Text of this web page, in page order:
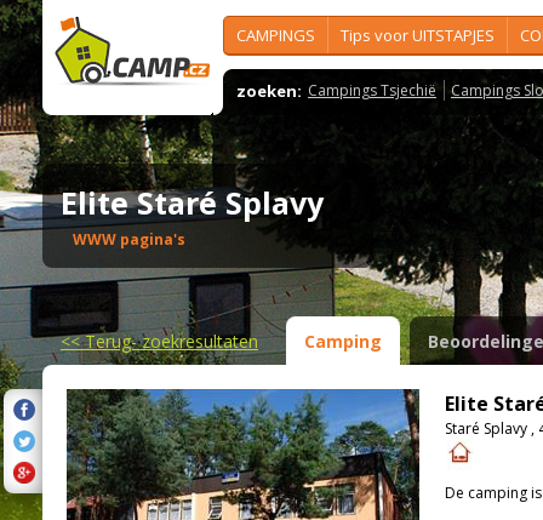
CAMPINGS Tips voor UITSTAPJES
zoeken: Campings Tsjechië Campings
Elite Staré Splavy
WWW pagina's
<<Terug- zoekresultaten Camping
Elite
Staré Splavy ,
De camping